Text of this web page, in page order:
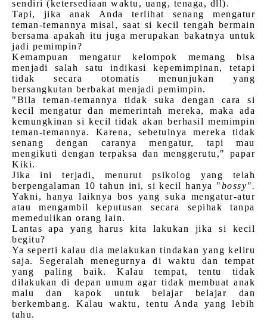
sendiri (ketersediaan waktu, uang, tenaga, dll).
Tapi, jika anak Anda terlihat senang mengatur
teman-temannya misal, saat si kecil tengah bermain
bersama apakah itu juga merupakan bakatnya untuk
jadi pemimpin?
Kemampuan mengatur kelompok memang bisa
menjadi salah satu indikasi kepemimpinan, tetapi
tidak secara otomatis menunjukan yang
bersangkutan berbakat menjadi pemimpin.
"Bila teman-temannya tidak suka dengan cara si
kecil mengatur dan memerintah mereka, maka ada
kemungkinan si kecil tidak akan berhasil memimpin
teman-temannya. Karena, sebetulnya mereka tidak
senang dengan caranya mengatur, tapi mau
mengikuti dengan terpaksa dan menggerutu," papar
Kiki.
Jika ini terjadi, menurut psikolog yang telah
berpengalaman 10 tahun ini, si kecil hanya "bossy".
Yakni, hanya laiknya bos yang suka mengatur-atur
atau mengambil keputusan secara sepihak tanpa
memedulikan orang lain.
Lantas apa yang harus kita lakukan jika si kecil
begitu?
Ya seperti kalau dia melakukan tindakan yang keliru
saja. Segeralah menegurnya di waktu dan tempat
yang paling baik. Kalau tempat, tentu tidak
dilakukan di depan umum agar tidak membuat anak
malu dan kapok untuk belajar belajar dan
berkembang. Kalau waktu, tentu Anda yang lebih
tahu.